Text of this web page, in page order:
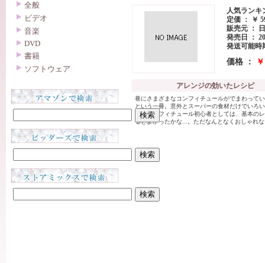
人気ランキ
定価 ： ￥
販売元 ：
発売日 ：
発送可能時
価格 ：
アレンジの効いたレシピ
巷にさまざまなコンフィチュールがでまわって
という一冊。意外とスーパーの食材だけでいろ
す。コンフィチュール初心者としては、基本の
るとよかったかな...。ただなんとなくおしゃれ
全般
ビデオ
音楽
DVD
書籍
ソフトウェア